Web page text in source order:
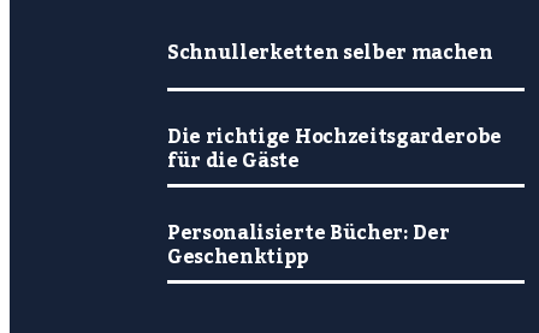
Schnullerketten selber machen
Die richtige Hochzeitsgarderobe
für die Gäste
Personalisierte Bücher: Der
Geschenktipp